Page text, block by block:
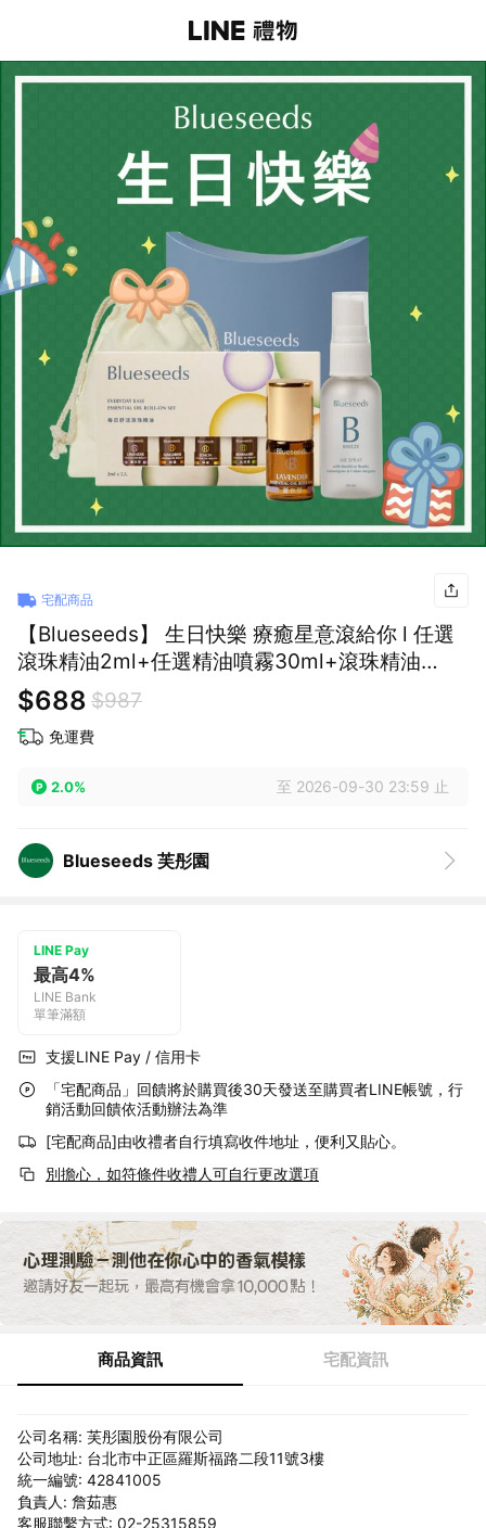
宅配商品
【Blueseeds】 生日快樂 療癒星意滾給你 l 任選
滾珠精油2ml+任選精油噴霧30ml+滾珠精油
5ml(5入/盒) l 芙彤園
$688 $987
免運費
2.0% 至 2026-09-30 23:59 止
Blueseeds 芙彤園
LINE Pay
最高4%
LINE Bank
單筆滿額
支援LINE Pay / 信用卡
「宅配商品」回饋將於購買後30天發送至購買者LINE帳號，行
銷活動回饋依活動辦法為準
[宅配商品]由收禮者自行填寫收件地址，便利又貼心。
別擔心，如符條件收禮人可自行更改選項
商品資訊 宅配資訊
公司名稱: 芙彤園股份有限公司
公司地址: 台北市中正區羅斯福路二段11號3樓
統一編號: 42841005
負責人: 詹茹惠
客服聯繫方式: 02-25315859